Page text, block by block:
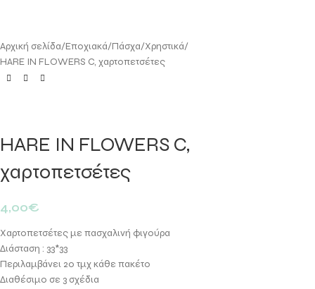
Αρχική σελίδα Εποχιακά Πάσχα Χρηστικά
HARE IN FLOWERS C, χαρτοπετσέτες
HARE IN FLOWERS C,
χαρτοπετσέτες
4,00€
Χαρτοπετσέτες με πασχαλινή φιγούρα
Διάσταση : 33*33
Περιλαμβάνει 20 τμχ κάθε πακέτο
Διαθέσιμο σε 3 σχέδια